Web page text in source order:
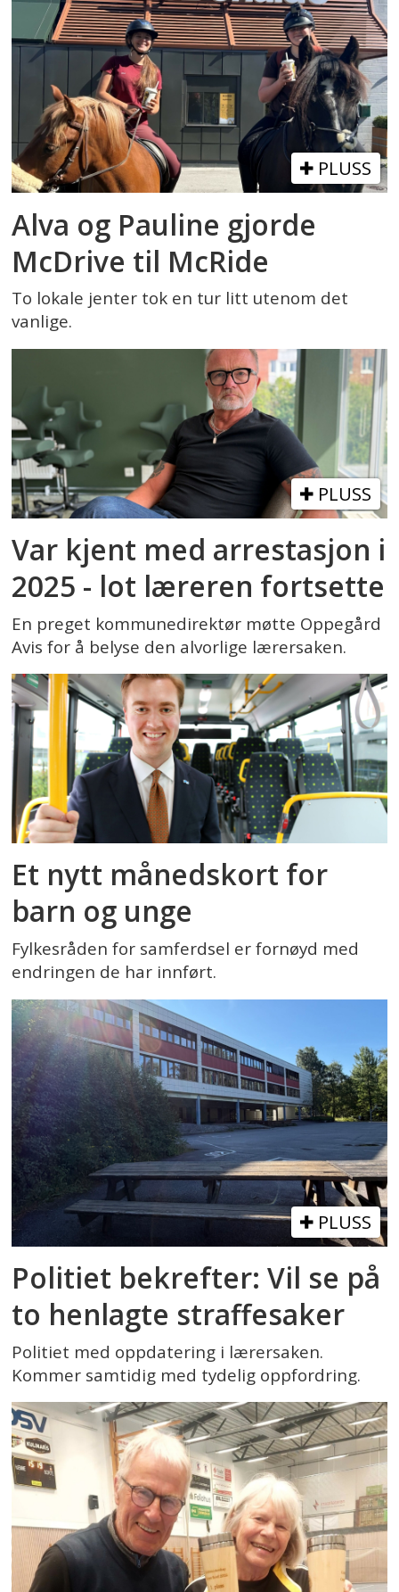
PLUSS
Alva og Pauline gjorde
McDrive til McRide
To lokale jenter tok en tur litt utenom det
vanlige.
PLUSS
Var kjent med arrestasjon i
2025 - lot læreren fortsette
En preget kommunedirektør møtte Oppegård
Avis for å belyse den alvorlige lærersaken.
Et nytt månedskort for
barn og unge
Fylkesråden for samferdsel er fornøyd med
endringen de har innført.
PLUSS
Politiet bekrefter: Vil se på
to henlagte straffesaker
Politiet med oppdatering i lærersaken.
Kommer samtidig med tydelig oppfordring.